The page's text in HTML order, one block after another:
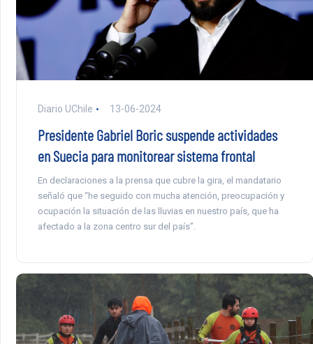
Diario UChile 13-06-2024
Presidente Gabriel Boric suspende actividades
en Suecia para monitorear sistema frontal
En declaraciones a la prensa que cubre la gira, el mandatario
señaló que “he seguido con mucha atención, preocupación y
ocupación la situación de las lluvias en nuestro país, que ha
afectado a la zona centro sur del país”.